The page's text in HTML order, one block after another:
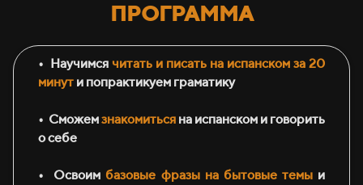
ПРОГРАММА
•⁠ ⁠Научимся читать и писать на испанском за 20
минут и попрактикуем граматику
•⁠ ⁠Сможемзнакомиться на испанском и говорить
о себе
•⁠ ⁠Освоим базовые фразы на бытовые темыи